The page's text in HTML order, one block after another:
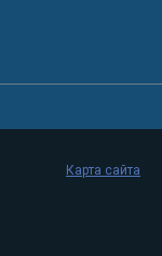
Карта сайта